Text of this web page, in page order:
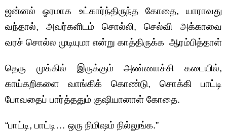
ஜன்னல் ஓரமாக உட்கார்ந்திருந்த கோதை, யாராவது
வந்தால், அவர்களிடம் சொல்லி, செல்வி அக்காவை
வரச் சொல்ல முடியுமா என்று காத்திருக்க ஆரம்பித்தாள்
தெரு முக்கில் இருக்கும் அண்ணாச்சி கடையில்,
காய்கறிகளை வாங்கிக் கொண்டு, சொக்கி பாட்டி
போவதைப் பார்த்ததும் குஷியானாள் கோதை.
“பாட்டி, பாட்டி… ஒரு நிமிஷம் நில்லுங்க.”